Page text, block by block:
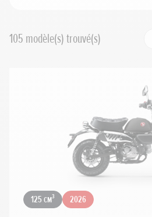
Réinitialiser les filtres
105 modèle(s) trouvé(s)
125 cm³ 2026